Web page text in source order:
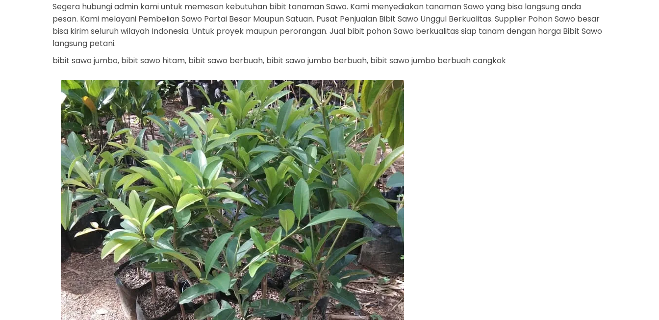
Segera hubungi admin kami untuk memesan kebutuhan bibit tanaman Sawo. Kami menyediakan tanaman Sawo yang bisa langsung anda
pesan. Kami melayani Pembelian Sawo Partai Besar Maupun Satuan. Pusat Penjualan Bibit Sawo Unggul Berkualitas. Supplier Pohon Sawo besar
bisa kirim seluruh wilayah Indonesia. Untuk proyek maupun perorangan. Jual bibit pohon Sawo berkualitas siap tanam dengan harga Bibit Sawo
langsung petani.
bibit sawo jumbo, bibit sawo hitam, bibit sawo berbuah, bibit sawo jumbo berbuah, bibit sawo jumbo berbuah cangkok